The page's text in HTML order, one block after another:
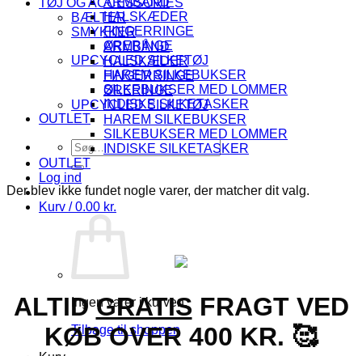
HALSKÆDER
FINGERRINGE
ØRERINGE
UPCYCLED SILKETØJ
HAREM SILKEBUKSER
SILKEBUKSER MED LOMMER
INDISKE SILKETASKER
OUTLET
Søg
efter:
Log ind
Kurv /0.00 kr.
Ingen varer i kurven.
Tilbage til shoppen
TØJ OG ACCESSORIES
BÆLTER
SMYKKER
ARMBÅND
HALSKÆDER
FINGERRINGE
ØRERINGE
UPCYCLED SILKETØJ
HAREM SILKEBUKSER
SILKEBUKSER MED LOMMER
INDISKE SILKETASKER
OUTLET
Der blev ikke fundet nogle varer, der matcher dit valg.
ALTIDGRATIS FRAGT VED
KØB OVER 400 KR. 🥰